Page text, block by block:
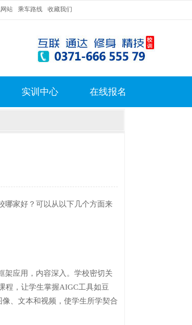
站 乘车路线 收藏我们
实训中心 在线报名
家好？可以从以下几个方面来
应用，内容深入。学校密切关
程，让学生掌握AIGC工具如豆
、文本和视频，使学生所学契合